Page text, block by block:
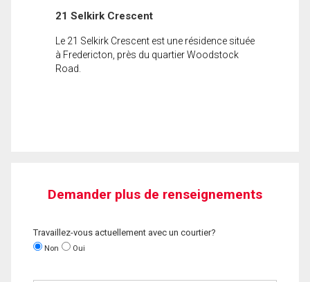
21 Selkirk Crescent
Le 21 Selkirk Crescent est une résidence située
à Fredericton, près du quartier Woodstock
Road.
Demander plus de renseignements
Travaillez-vous actuellement avec un courtier?
Non Oui